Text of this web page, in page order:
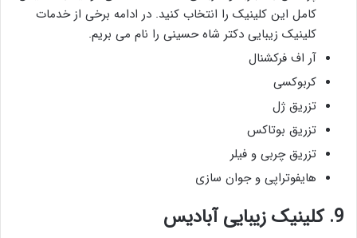
کامل این کلینیک را انتخاب کنید. در ادامه برخی از خدمات
کلینیک زیبایی دکتر شاه حسینی را نام می بریم.
آر اف فرکشنال
کربوکسی
تزریق ژل
تزریق بوتاکس
تزریق چربی و فیلر
هایفوتراپی و جوان سازی
9. کلینیک زیبایی آبادیس